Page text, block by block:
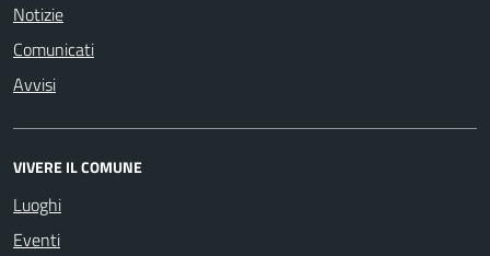
Notizie
Comunicati
Avvisi
VIVERE IL COMUNE
Luoghi
Eventi